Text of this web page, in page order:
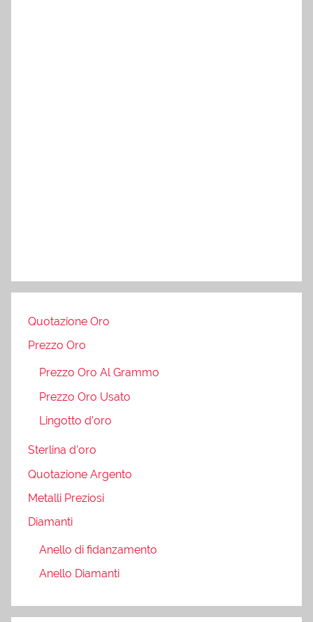
Quotazione Oro
Prezzo Oro
Prezzo Oro Al Grammo
Prezzo Oro Usato
Lingotto d’oro
Sterlina d’oro
Quotazione Argento
Metalli Preziosi
Diamanti
Anello di fidanzamento
Anello Diamanti